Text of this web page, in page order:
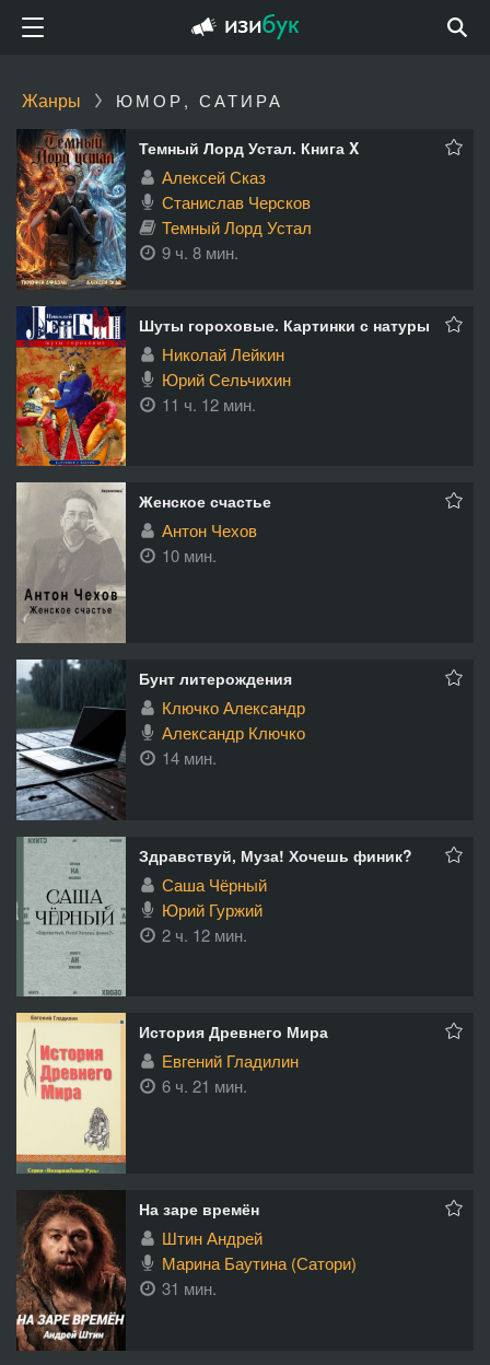
Жанры ЮМОР, САТИРА
Темный Лорд Устал. Книга X
Алексей Сказ
Станислав Черсков
Темный Лорд Устал
9 ч. 8 мин.
Шуты гороховые. Картинки с натуры
Николай Лейкин
Юрий Сельчихин
11 ч. 12 мин.
Женское счастье
Антон Чехов
10 мин.
Бунт литерождения
Ключко Александр
Александр Ключко
14 мин.
Здравствуй, Муза! Хочешь финик?
Саша Чёрный
Юрий Гуржий
2 ч. 12 мин.
История Древнего Мира
Евгений Гладилин
6 ч. 21 мин.
На заре времён
Штин Андрей
Марина Баутина (Сатори)
31 мин.